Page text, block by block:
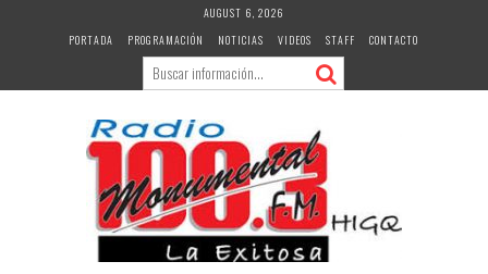
AUGUST 6, 2026
PORTADA
PROGRAMACIÓN NOTICIAS VIDEOS STAFF CONTACTO